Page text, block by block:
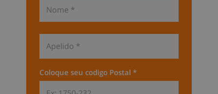
Coloque seu codigo Postal *